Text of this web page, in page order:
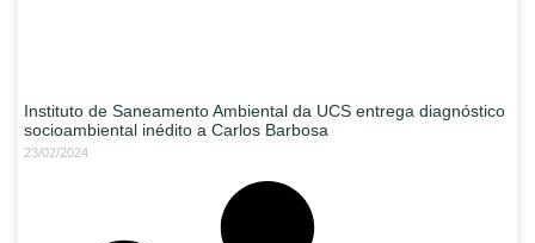
Instituto de Saneamento Ambiental da UCS entrega diagnóstico
socioambiental inédito a Carlos Barbosa
23/02/2024